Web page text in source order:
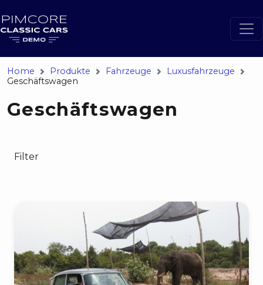
Home Produkte Fahrzeuge
Luxusfahrzeuge
Geschäftswagen
Geschäftswagen
Filter